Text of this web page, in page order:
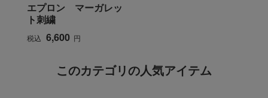
エプロン マーガレッ
ト刺繍
税込 6,600 円
このカテゴリの人気アイテム